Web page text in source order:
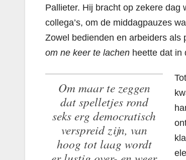
Pallieter. Hij bracht op zekere dag
collega’s, om de middagpauzes
Zowel bedienden en arbeiders als
om ne keer te lachen heette dat in
Om maar te zeggen
dat spelletjes rond
seks erg democratisch
verspreid zijn, van
hoog tot laag wordt